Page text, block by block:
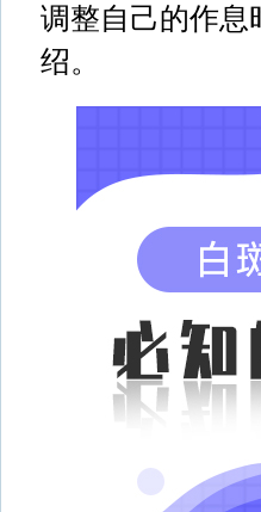
调整自己的作息
绍。